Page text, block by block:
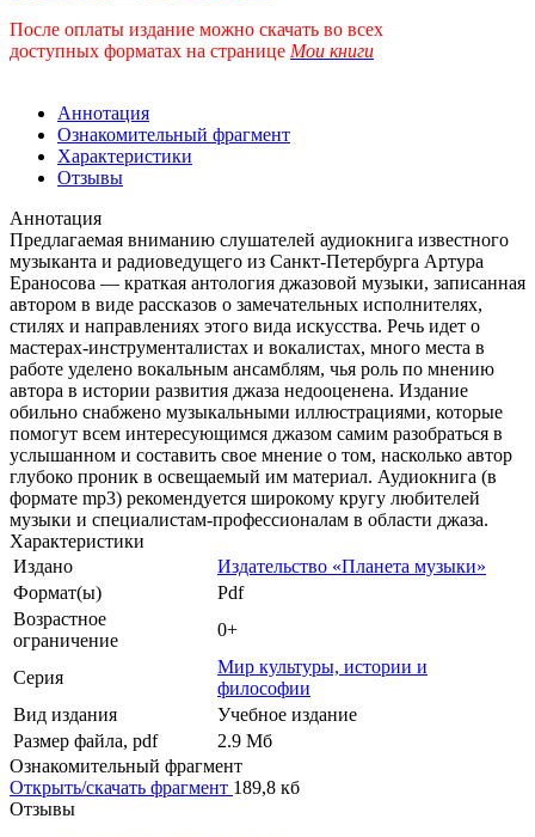
После оплаты издание можно скачать во всех
доступных форматах на странице Мои книги
Аннотация
Ознакомительный фрагмент
Характеристики
Отзывы
Аннотация
Предлагаемая вниманию слушателей аудиокнига известного
музыканта и радиоведущего из Санкт-Петербурга Артура
Ераносова — краткая антология джазовой музыки, записанная
автором в виде рассказов о замечательных исполнителях,
стилях и направлениях этого вида искусства. Речь идет о
мастерах-инструменталистах и вокалистах, много места в
работе уделено вокальным ансамблям, чья роль по мнению
автора в истории развития джаза недооценена. Издание
обильно снабжено музыкальными иллюстрациями, которые
помогут всем интересующимся джазом самим разобраться в
услышанном и составить свое мнение о том, насколько автор
глубоко проник в освещаемый им материал. Аудиокнига (в
формате mp3) рекомендуется широкому кругу любителей
музыки и специалистам-профессионалам в области джаза.
Характеристики
Издано
Издательство «Планета музыки»
Формат(ы)
Pdf
Возрастное
ограничение
0+
Серия
Мир культуры, истории и
философии
Вид издания
Учебное издание
Размер файла, pdf
2.9 Mб
Ознакомительный фрагмент
Открыть/скачать фрагмент 189,8 кб
Отзывы